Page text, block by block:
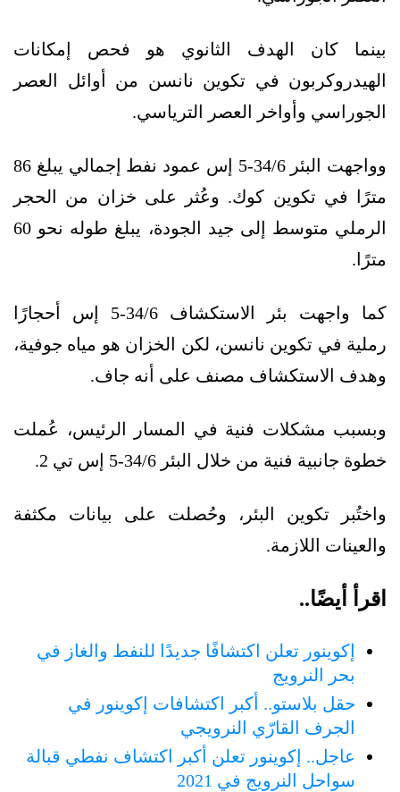
بينما كان الهدف الثانوي هو فحص إمكانات
الهيدروكربون في تكوين نانسن من أوائل العصر
الجوراسي وأواخر العصر الترياسي.
وواجهت البئر 34/6-5 إس عمود نفط إجمالي يبلغ 86
مترًا في تكوين كوك. وعُثر على خزان من الحجر
الرملي متوسط إلى جيد الجودة، يبلغ طوله نحو 60
مترًا.
كما واجهت بئر الاستكشاف 34/6-5 إس أحجارًا
رملية في تكوين نانسن، لكن الخزان هو مياه جوفية،
وهدف الاستكشاف مصنف على أنه جاف.
وبسبب مشكلات فنية في المسار الرئيس، عُملت
خطوة جانبية فنية من خلال البئر 34/6-5 إس تي 2.
واختُبر تكوين البئر، وحُصلت على بيانات مكثفة
والعينات اللازمة.
اقرأ أيضًا..
إكوينور تعلن اكتشافًا جديدًا للنفط والغاز في
بحر النرويج
حقل بلاستو.. أكبر اكتشافات إكوينور في
الجرف القارّي النرويجي
عاجل.. إكوينور تعلن أكبر اكتشاف نفطي قبالة
سواحل النرويج في 2021